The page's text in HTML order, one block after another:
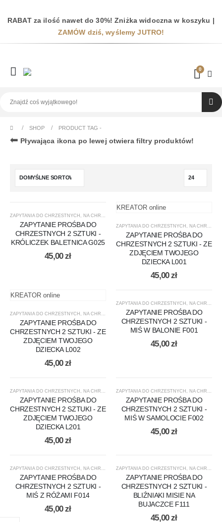
RABAT za ilość nawet do 30%! Zniżka widoczna w koszyku |
ZAMÓW dziś, wyślemy JUTRO!
0
SHOP PRODUCT TAG -
⬅ Pływająca ikona po lewej otwiera filtry produktów!
ZAPYTANIA DO CHRZESTNYCH NA CHRZEST
ZAPYTANIE PROŚBA DO
CHRZESTNYCH 2 SZTUKI -
KRÓLICZEK BALETNICA G025
45,00zł
KREATOR online
ZAPYTANIA DO CHRZESTNYCH NA CHRZEST
ZAPYTANIE PROŚBA DO
CHRZESTNYCH 2 SZTUKI - ZE
ZDJĘCIEM TWOJEGO
DZIECKA L001
45,00zł
KREATOR online
ZAPYTANIA DO CHRZESTNYCH NA CHRZEST
ZAPYTANIE PROŚBA DO
CHRZESTNYCH 2 SZTUKI - ZE
ZDJĘCIEM TWOJEGO
DZIECKA L002
45,00zł
ZAPYTANIA DO CHRZESTNYCH NA CHRZEST
ZAPYTANIE PROŚBA DO
CHRZESTNYCH 2 SZTUKI -
MIŚ W BALONIE F001
45,00zł
ZAPYTANIA DO CHRZESTNYCH NA CHRZEST
ZAPYTANIE PROŚBA DO
CHRZESTNYCH 2 SZTUKI - ZE
ZDJĘCIEM TWOJEGO
DZIECKA L201
45,00zł
ZAPYTANIA DO CHRZESTNYCH NA CHRZEST
ZAPYTANIE PROŚBA DO
CHRZESTNYCH 2 SZTUKI -
MIŚ W SAMOLOCIE F002
45,00zł
ZAPYTANIA DO CHRZESTNYCH NA CHRZEST
ZAPYTANIE PROŚBA DO
CHRZESTNYCH 2 SZTUKI -
MIŚ Z RÓŻAMI F014
45,00zł
ZAPYTANIA DO CHRZESTNYCH NA CHRZEST
ZAPYTANIE PROŚBA DO
CHRZESTNYCH 2 SZTUKI -
BLIŹNIAKI MISIE NA
BUJACZCE F111
45,00zł